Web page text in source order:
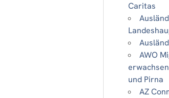
Caritas
AWO
und Pirna
AZ